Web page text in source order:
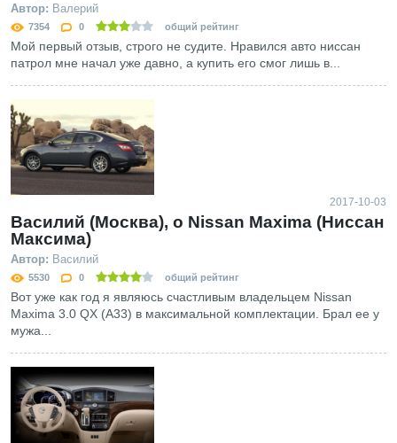
Автор: Валерий
7354 0 общий рейтинг
Мой первый отзыв, строго не судите. Нравился авто ниссан
патрол мне начал уже давно, а купить его смог лишь в...
2017-10-03
Василий (Москва), о Nissan Maxima (Ниссан
Максима)
Автор: Василий
5530 0 общий рейтинг
Вот уже как год я являюсь счастливым владельцем Nissan
Maxima 3.0 QX (А33) в максимальной комплектации. Брал ее у
мужа...